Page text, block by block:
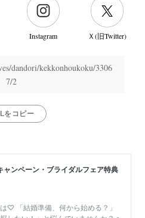
Instagram Ｘ(旧Twitter)
dandori/kekkonhoukoku/3306
7/2
をコピー